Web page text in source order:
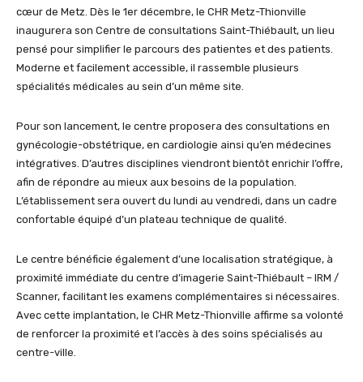
cœur de Metz. Dès le 1er décembre, le CHR Metz-Thionville
inaugurera son Centre de consultations Saint-Thiébault, un lieu
pensé pour simplifier le parcours des patientes et des patients.
Moderne et facilement accessible, il rassemble plusieurs
spécialités médicales au sein d’un même site.
Pour son lancement, le centre proposera des consultations en
gynécologie-obstétrique, en cardiologie ainsi qu’en médecines
intégratives. D’autres disciplines viendront bientôt enrichir l’offre,
afin de répondre au mieux aux besoins de la population.
L’établissement sera ouvert du lundi au vendredi, dans un cadre
confortable équipé d’un plateau technique de qualité.
Le centre bénéficie également d’une localisation stratégique, à
proximité immédiate du centre d’imagerie Saint-Thiébault – IRM /
Scanner, facilitant les examens complémentaires si nécessaires.
Avec cette implantation, le CHR Metz-Thionville affirme sa volonté
de renforcer la proximité et l’accès à des soins spécialisés au
centre-ville.